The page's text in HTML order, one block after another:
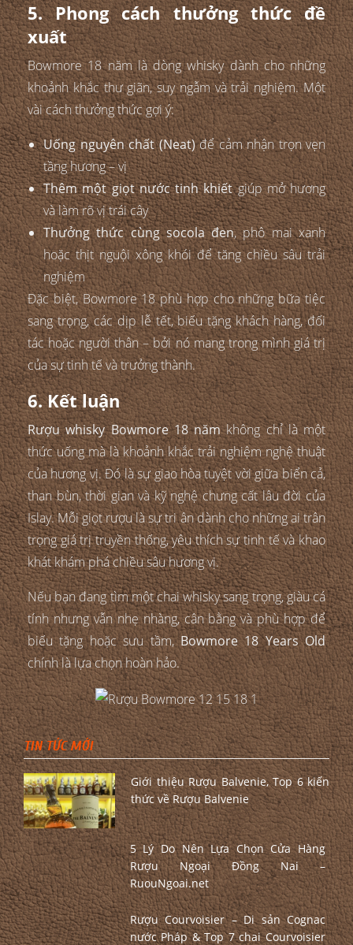
5. Phong cách thưởng thức đề
xuất
Bowmore 18 năm là dòng whisky dành cho những
khoảnh khắc thư giãn, suy ngẫm và trải nghiệm. Một
vài cách thưởng thức gợi ý:
Uống nguyên chất (Neat)để cảm nhận trọn vẹn
tầng hương – vị
Thêm một giọt nước tinh khiếtgiúp mở hương
và làm rõ vị trái cây
Thưởng thức cùng socola đen, phô mai xanh
hoặc thịt nguội xông khói để tăng chiều sâu trải
nghiệm
Đặc biệt, Bowmore 18 phù hợp cho những bữa tiệc
sang trọng, các dịp lễ tết, biếu tặng khách hàng, đối
tác hoặc người thân – bởi nó mang trong mình giá trị
của sự tinh tế và trưởng thành.
6. Kết luận
Rượu whisky Bowmore 18 nămkhông chỉ là một
thức uống mà là khoảnh khắc trải nghiệm nghệ thuật
của hương vị. Đó là sự giao hòa tuyệt vời giữa biển cả,
than bùn, thời gian và kỹ nghệ chưng cất lâu đời của
Islay. Mỗi giọt rượu là sự tri ân dành cho những ai trân
trọng giá trị truyền thống, yêu thích sự tinh tế và khao
khát khám phá chiều sâu hương vị.
Nếu bạn đang tìm một chai whisky sang trọng, giàu cá
tính nhưng vẫn nhẹ nhàng, cân bằng và phù hợp để
biếu tặng hoặc sưu tầm,Bowmore 18 Years Old
chính là lựa chọn hoàn hảo.
TIN TỨC MỚI
Giới thiệu Rượu Balvenie, Top 6 kiến
thức về Rượu Balvenie
5 Lý Do Nên Lựa Chọn Cửa Hàng
Rượu Ngoại Đồng Nai –
RuouNgoai.net
Rượu Courvoisier – Di sản Cognac
nước Pháp & Top 7 chai Courvoisier